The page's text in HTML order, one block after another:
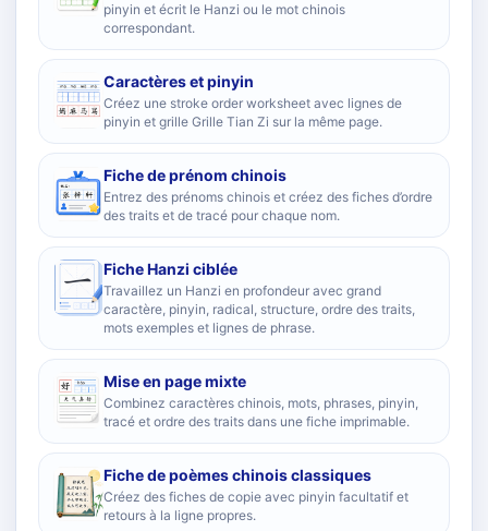
pinyin et écrit le Hanzi ou le mot chinois
correspondant.
Caractères et pinyin
Créez une stroke order worksheet avec lignes de
pinyin et grille Grille Tian Zi sur la même page.
Fiche de prénom chinois
Entrez des prénoms chinois et créez des fiches d’ordre
des traits et de tracé pour chaque nom.
Fiche Hanzi ciblée
Travaillez un Hanzi en profondeur avec grand
caractère, pinyin, radical, structure, ordre des traits,
mots exemples et lignes de phrase.
Mise en page mixte
Combinez caractères chinois, mots, phrases, pinyin,
tracé et ordre des traits dans une fiche imprimable.
Fiche de poèmes chinois classiques
Créez des fiches de copie avec pinyin facultatif et
retours à la ligne propres.